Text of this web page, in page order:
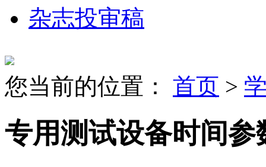
杂志投审稿
您当前的位置： 首页 >
专用测试设备时间